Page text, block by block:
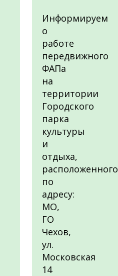
Информируем
о
работе
передвижного
ФАПа
на
территории
Городского
парка
культуры
и
отдыха,
расположенного
по
адресу:
МО,
ГО
Чехов,
ул.
Московская
14